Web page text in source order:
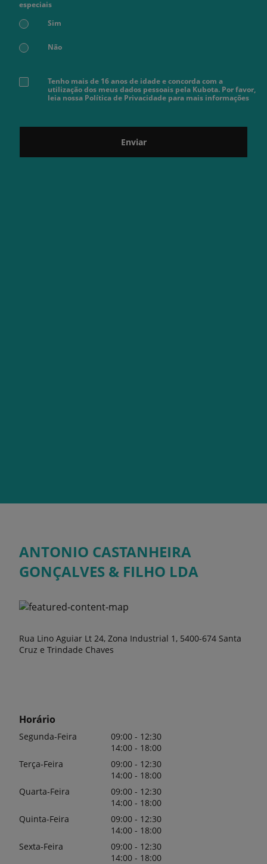
especiais
Sim
Não
Tenho mais de 16 anos de idade e concorda com a
utilização dos meus dados pessoais pela Kubota. Por favor,
leia nossa Política de Privacidade para mais informações
Enviar
ANTONIO CASTANHEIRA
GONÇALVES & FILHO LDA
Rua Lino Aguiar Lt 24, Zona Industrial 1, 5400-674 Santa
Cruz e Trindade Chaves
Horário
Segunda-Feira
09:00 - 12:30
14:00 - 18:00
Terça-Feira
09:00 - 12:30
14:00 - 18:00
Quarta-Feira
09:00 - 12:30
14:00 - 18:00
Quinta-Feira
09:00 - 12:30
14:00 - 18:00
Sexta-Feira
09:00 - 12:30
14:00 - 18:00